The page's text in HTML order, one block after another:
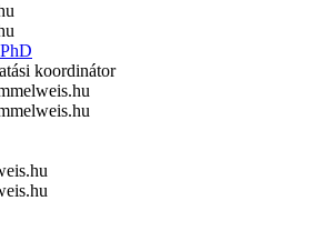
koordinátor